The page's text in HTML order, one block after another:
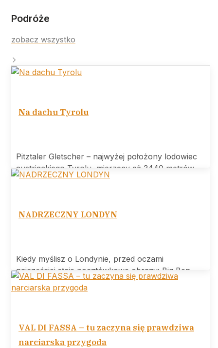
Podróże
zobacz wszystko
Na dachu Tyrolu
Pitztaler Gletscher – najwyżej położony lodowiec
austriackiego Tyrolu, mierzący aż 3440 metrów
wysokości.
NADRZECZNY LONDYN
Kiedy myślisz o Londynie, przed oczami
najczęściej stają pocztówkowe obrazy: Big Ben,
Tower
VAL DI FASSA – tu zaczyna się prawdziwa
narciarska przygoda